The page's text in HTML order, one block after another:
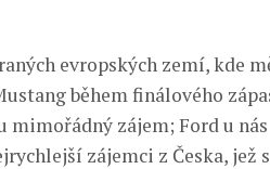
evropských zemí, kde
během finálového
mimořádný zájem; Ford u nás
zájemci z Česka, jež